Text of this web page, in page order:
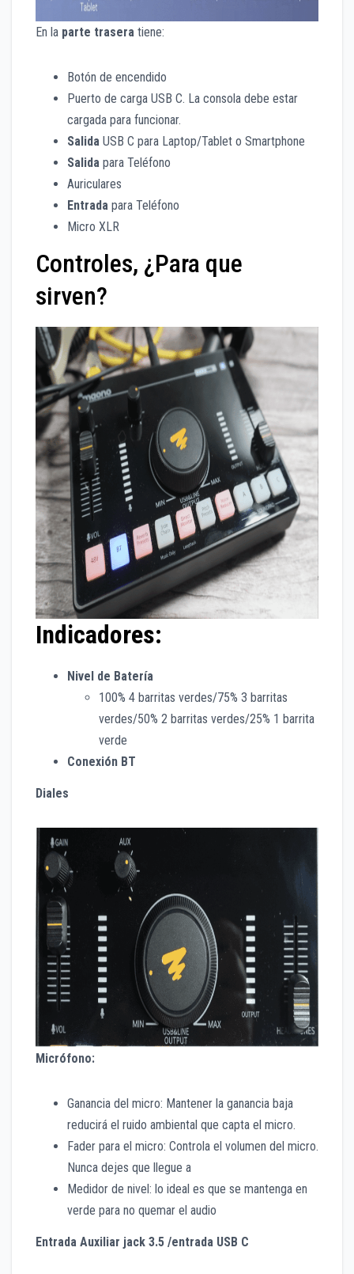
En la parte trasera tiene:
Botón de encendido
Puerto de carga USB C. La consola debe estar
cargada para funcionar.
Salida USB C para Laptop/Tablet o Smartphone
Salida para Teléfono
Auriculares
Entrada para Teléfono
Micro XLR
Controles, ¿Para que
sirven?
Indicadores:
Nivel de Batería
100% 4 barritas verdes/75% 3 barritas
verdes/50% 2 barritas verdes/25% 1 barrita
verde
Conexión BT
Diales
Micrófono:
Ganancia del micro: Mantener la ganancia baja
reducirá el ruido ambiental que capta el micro.
Fader para el micro: Controla el volumen del micro.
Nunca dejes que llegue a
Medidor de nivel: lo ideal es que se mantenga en
verde para no quemar el audio
Entrada Auxiliar jack 3.5 /entrada USB C